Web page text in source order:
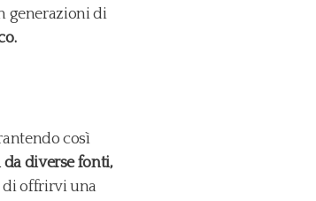
generazioni di
così
da diverse fonti,
di offrirvi una